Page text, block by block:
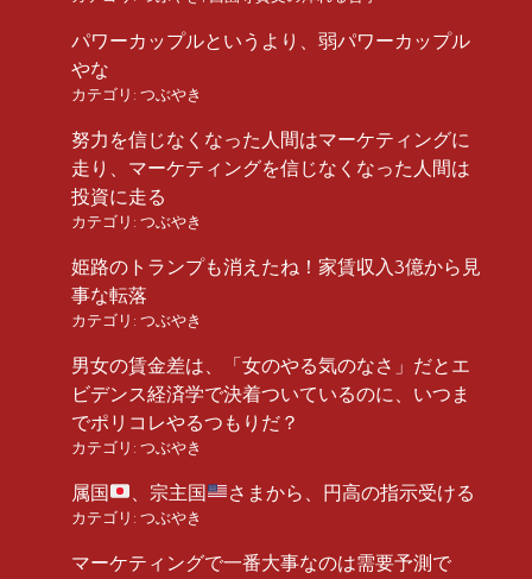
パワーカップルというより、弱パワーカップル
やな
カテゴリ: つぶやき
努力を信じなくなった人間はマーケティングに
走り、マーケティングを信じなくなった人間は
投資に走る
カテゴリ: つぶやき
姫路のトランプも消えたね！家賃収入3億から見
事な転落
カテゴリ: つぶやき
男女の賃金差は、「女のやる気のなさ」だとエ
ビデンス経済学で決着ついているのに、いつま
でポリコレやるつもりだ？
カテゴリ: つぶやき
属国 、宗主国 さまから、円高の指示受ける
カテゴリ: つぶやき
マーケティングで一番大事なのは需要予測で